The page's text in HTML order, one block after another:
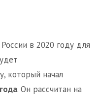
в 2020 году для
который начал
. Он рассчитан на